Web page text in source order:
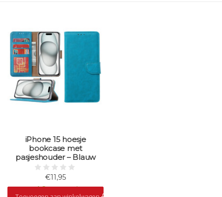
iPhone 15 hoesje
bookcase met
pasjeshouder – Blauw
€11,95
Op voorraad